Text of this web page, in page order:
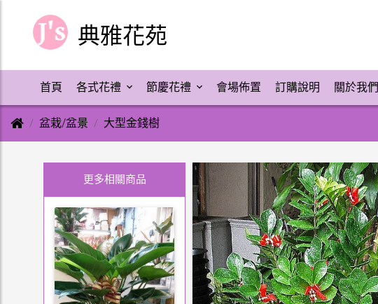
典雅花苑
首頁 各式花禮 節慶花禮 會場佈置 訂購說明 關於我們
盆栽/盆景 大型金錢樹
更多相關商品